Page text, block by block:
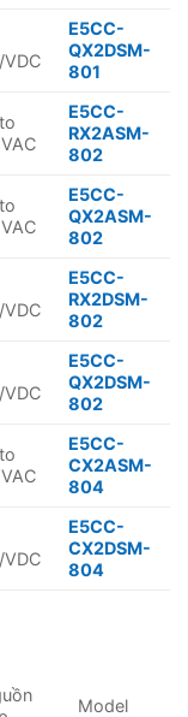
VDC
E5CC-
QX2DSM-
801
E5CC-
RX2ASM-
802
E5CC-
QX2ASM-
802
VDC
E5CC-
RX2DSM-
802
VDC
E5CC-
QX2DSM-
802
E5CC-
CX2ASM-
804
VDC
E5CC-
CX2DSM-
804
Model